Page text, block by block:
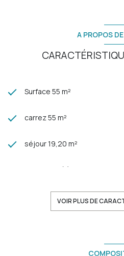
A PROPOS
Surface 55 m²
carrez 55 m²
séjour 19,20 m²
2 chambre(s)
VOIR PLUS DE